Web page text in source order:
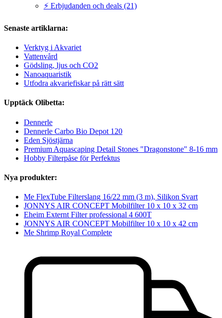
⚡ Erbjudanden och deals (21)
Senaste artiklarna:
Verktyg i Akvariet
Vattenvård
Gödsling, ljus och CO2
Nanoaquaristik
Utfodra akvariefiskar på rätt sätt
Upptäck Olibetta:
Dennerle
Dennerle Carbo Bio Depot 120
Eden Sjöstjärna
Premium Aquascaping Detail Stones "Dragonstone" 8-16 mm
Hobby Filterpåse för Perfektus
Nya produkter:
Me FlexTube Filterslang 16/22 mm (3 m), Silikon Svart
JONNYS AIR CONCEPT Mobilfilter 10 x 10 x 32 cm
Eheim Externt Filter professional 4 600T
JONNYS AIR CONCEPT Mobilfilter 10 x 10 x 42 cm
Me Shrimp Royal Complete